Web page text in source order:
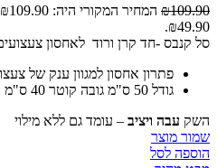
₪109.90 המחיר המקורי היה: ₪109.90.
₪49.90.
סל קנבס -חד קרן ורוד לאחסון
פתרון אחסון למגוון ענק של
גודל 50 ס"מ גובה קוטר 40 ס"מ
השק עבה ויציב – עומד גם ללא מילוי
שמור מוצר
הוספה לסל